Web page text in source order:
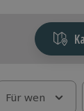
Für wen